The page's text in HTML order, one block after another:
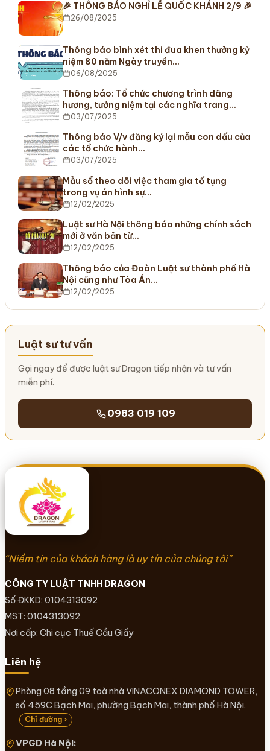
🎉 THÔNG BÁO NGHỈ LỄ QUỐC KHÁNH 2/9 🎉
26/08/2025
Thông báo bình xét thi đua khen thưởng kỷ
niệm 80 năm Ngày truyền…
06/08/2025
Thông báo: Tổ chức chương trình dâng
hương, tưởng niệm tại các nghĩa trang…
03/07/2025
Thông báo V/v đăng ký lại mẫu con dấu của
các tổ chức hành…
03/07/2025
Mẫu sổ theo dõi việc tham gia tố tụng
trong vụ án hình sự…
12/02/2025
Luật sư Hà Nội thông báo những chính sách
mới ở văn bản từ…
12/02/2025
Thông báo của Đoàn Luật sư thành phố Hà
Nội cũng như Tòa Án…
12/02/2025
Luật sư tư vấn
Gọi ngay để được luật sư Dragon tiếp nhận và tư vấn
miễn phí.
0983 019 109
“Niềm tin của khách hàng là uy tín của chúng tôi”
CÔNG TY LUẬT TNHH DRAGON
Số ĐKKD: 0104313092
MST: 0104313092
Nơi cấp: Chi cục Thuế Cầu Giấy
Liên hệ
Phòng 08 tầng 09 toà nhà VINACONEX DIAMOND TOWER,
số 459C Bạch Mai, phường Bạch Mai, thành phố Hà Nội.
Chỉ đường ›
VPGD Hà Nội: